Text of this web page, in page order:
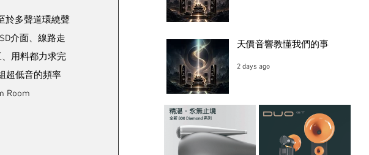
於多聲道環繞聲
介面、線路走
用料都力求完
超低音的頻率
Room
天價音響教懂我們的事
2 days ago